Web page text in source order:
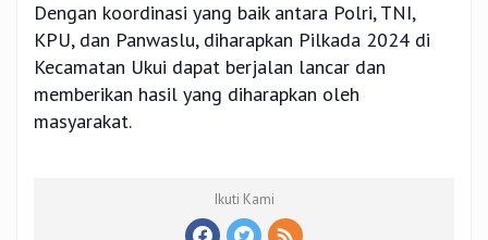
Dengan koordinasi yang baik antara Polri, TNI,
KPU, dan Panwaslu, diharapkan Pilkada 2024 di
Kecamatan Ukui dapat berjalan lancar dan
memberikan hasil yang diharapkan oleh
masyarakat.
Ikuti Kami